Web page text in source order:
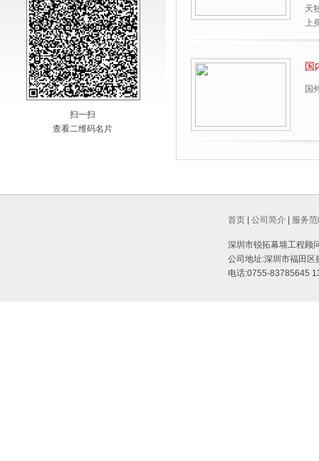
扫一扫
查看二维码名片
天
上
国
国
首页 公司简介 服务
深圳市锐拓幕墙工程顾
公司地址:深圳市福田
电话:0755-83785645